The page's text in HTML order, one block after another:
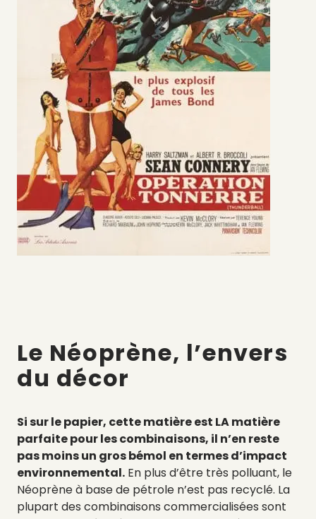
Le Néoprène, l’envers
du décor
Si sur le papier, cette matière est LA matière
parfaite pour les combinaisons, il n’en reste
pas moins un gros bémol en termes d’impact
environnemental. En plus d’être très polluant, le
Néoprène à base de pétrole n’est pas recyclé. La
plupart des combinaisons commercialisées sont